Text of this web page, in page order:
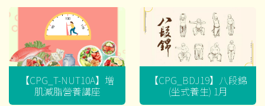
【CPG_T-NUT10A】增
肌減脂營養講座
【CPG_BDJ19】八段錦
(坐式養生) 1月